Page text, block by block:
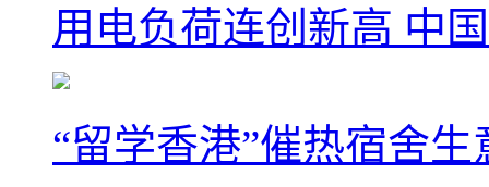
用电负荷连创新高 中
“留学香港”催热宿舍